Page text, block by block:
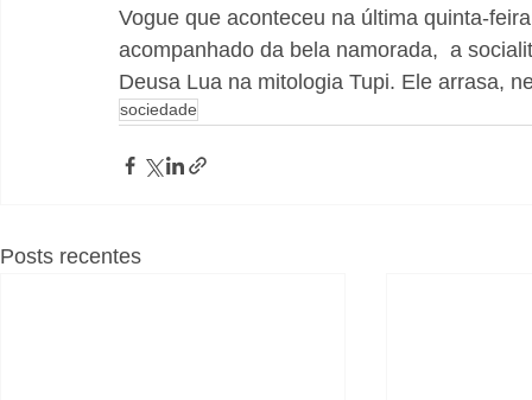
Vogue que aconteceu na última quinta-
acompanhado da bela namorada,  a
Deusa Lua na mitologia Tupi. Ele arrasa,
sociedade
Posts recentes